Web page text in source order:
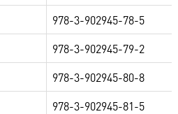
978-3-902945-78-5
978-3-902945-79-2
978-3-902945-80-8
978-3-902945-81-5